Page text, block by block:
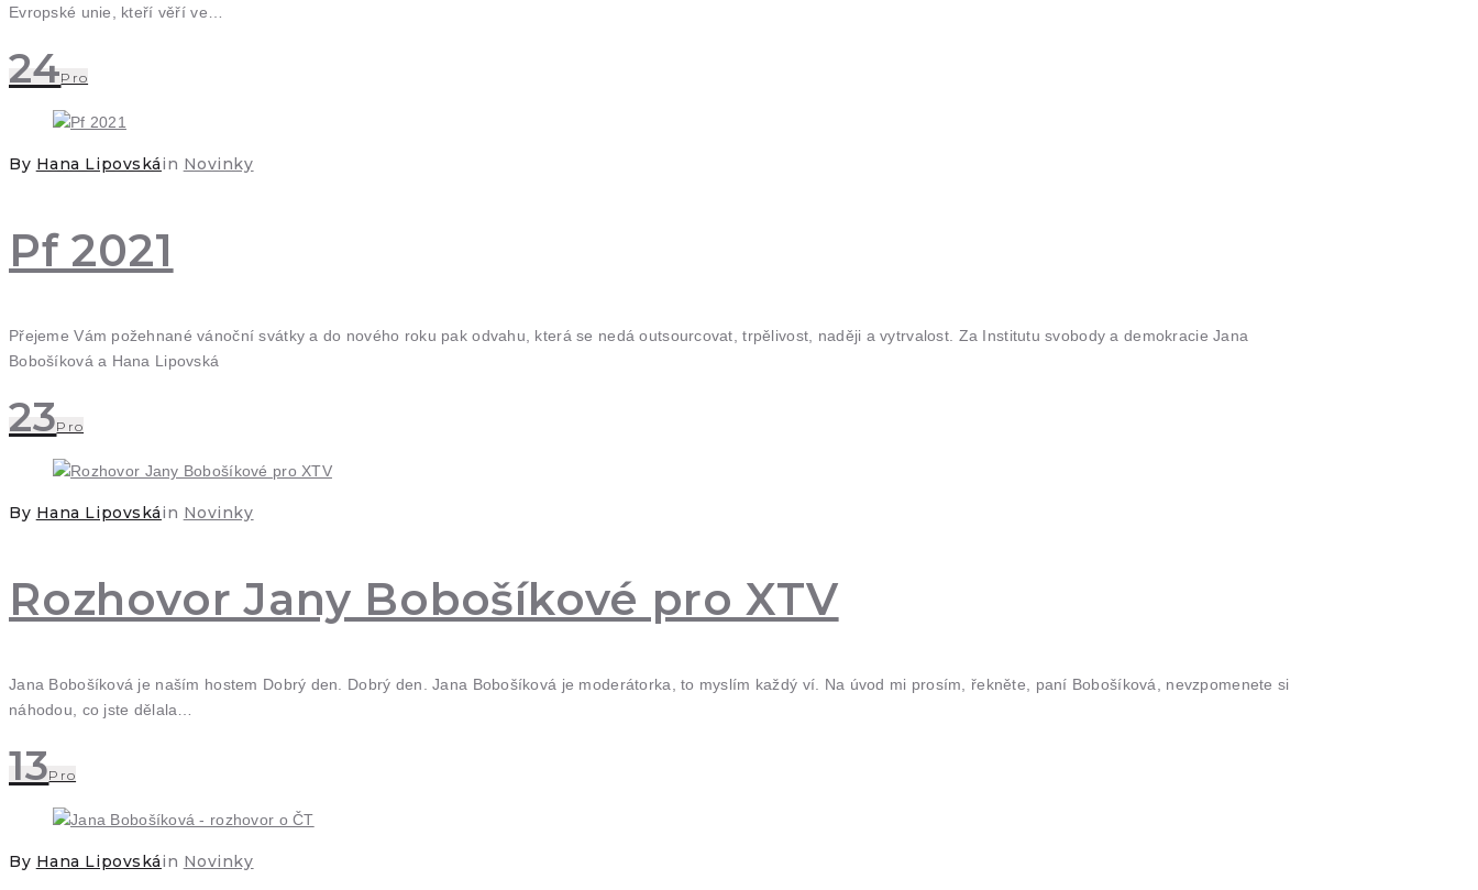
Evropské unie, kteří věří ve…
24Pro
By Hana Lipovskáin Novinky
Pf 2021
Přejeme Vám požehnané vánoční svátky a do nového roku pak odvahu, která se nedá outsourcovat, trpělivost, naději a vytrvalost. Za Institutu svobody a demokracie Jana
Bobošíková a Hana Lipovská
23Pro
By Hana Lipovskáin Novinky
Rozhovor Jany Bobošíkové pro XTV
Jana Bobošíková je naším hostem Dobrý den. Dobrý den. Jana Bobošíková je moderátorka, to myslím každý ví. Na úvod mi prosím, řekněte, paní Bobošíková, nevzpomenete si
náhodou, co jste dělala…
13Pro
By Hana Lipovskáin Novinky